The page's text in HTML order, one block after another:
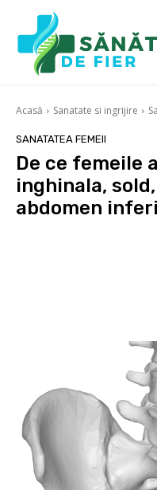
Acasă Sanatate si ingrijire
SANATATEA FEMEII
De ce femeile
inghinala,
abdomen